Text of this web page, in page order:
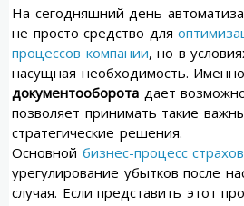
На сегодняшний день
не просто средство для
процессов компании, но в
насущная необходимость. Именно
документооборота дает
позволяет принимать такие
стратегические решения.
Основной бизнес-процесс
урегулирование убытков после
случая. Если представить этот